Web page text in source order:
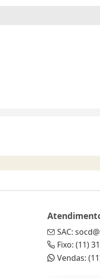
SAC:
Fixo: (11)
Vendas: